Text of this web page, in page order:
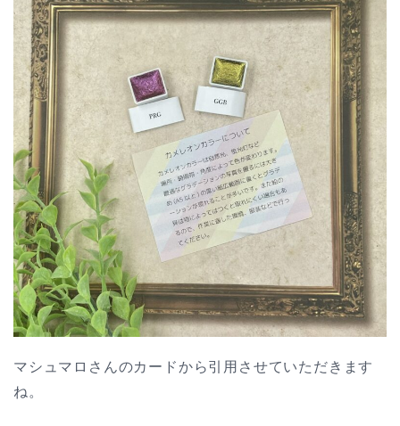
マシュマロさんのカードから引用させていただきます
ね。